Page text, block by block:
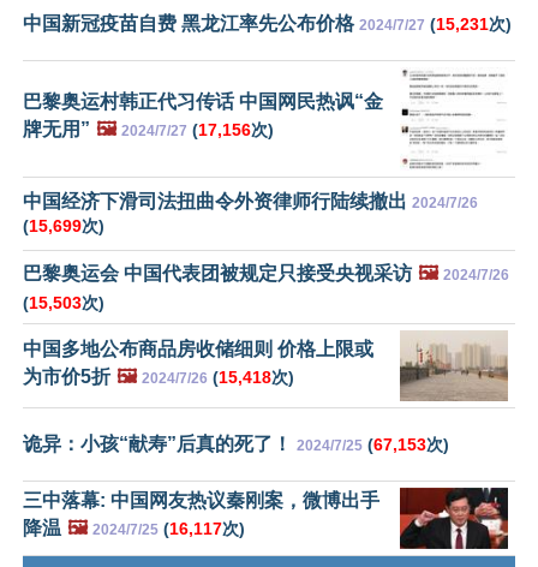
中国新冠疫苗自费 黑龙江率先公布价格 2024/7/27 (15,231次)
巴黎奥运村韩正代习传话 中国网民热讽“金
牌无用” 🖼️ 2024/7/27 (17,156次)
中国经济下滑司法扭曲令外资律师行陆续撤出 2024/7/26
(15,699次)
巴黎奥运会 中国代表团被规定只接受央视采访 🖼️ 2024/7/26
(15,503次)
中国多地公布商品房收储细则 价格上限或
为市价5折 🖼️ 2024/7/26 (15,418次)
诡异：小孩“献寿”后真的死了！ 2024/7/25 (67,153次)
三中落幕: 中国网友热议秦刚案，微博出手
降温 🖼️ 2024/7/25 (16,117次)